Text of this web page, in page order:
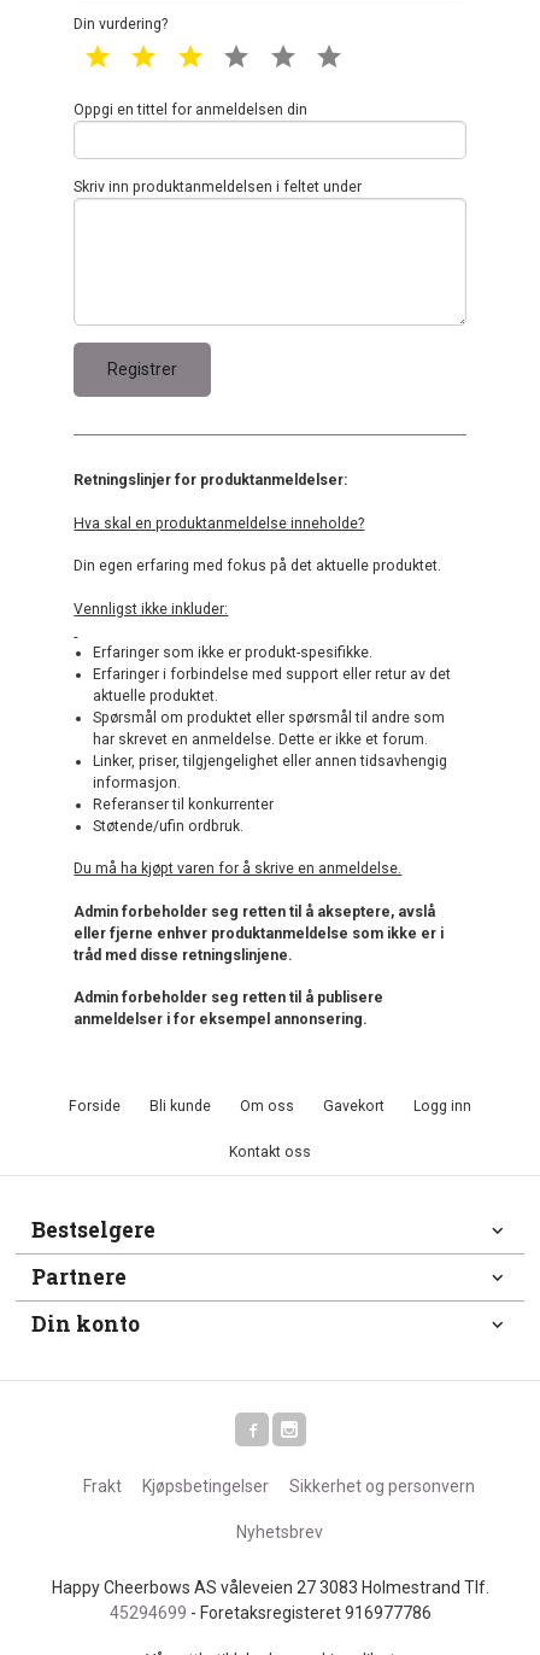
Din vurdering?
1 star 2 star 3 star 4 star 5 star
Oppgi en tittel for anmeldelsen din
Skriv inn produktanmeldelsen i feltet under
Retningslinjer for produktanmeldelser:
Hva skal en produktanmeldelse inneholde?
Din egen erfaring med fokus på det aktuelle produktet.
Vennligst ikke inkluder:
Erfaringer som ikke er produkt-spesifikke.
Erfaringer i forbindelse med support eller retur av det
aktuelle produktet.
Spørsmål om produktet eller spørsmål til andre som
har skrevet en anmeldelse. Dette er ikke et forum.
Linker, priser, tilgjengelighet eller annen tidsavhengig
informasjon.
Referanser til konkurrenter
Støtende/ufin ordbruk.
Du må ha kjøpt varen for å skrive en anmeldelse.
Admin forbeholder seg retten til å akseptere, avslå
eller fjerne enhver produktanmeldelse som ikke er i
tråd med disse retningslinjene.
Admin forbeholder seg retten til å publisere
anmeldelser i for eksempel annonsering.
Forside Bli kunde Om oss Gavekort Logg inn
Kontakt oss
Bestselgere
Partnere
Din konto
Frakt Kjøpsbetingelser Sikkerhet og personvern
Nyhetsbrev
Happy Cheerbows AS våleveien 27 3083 Holmestrand Tlf.
45294699 - Foretaksregisteret 916977786